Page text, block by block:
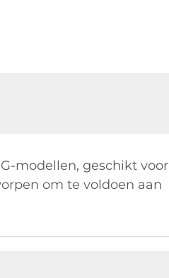
modellen, geschikt voor
om te voldoen aan